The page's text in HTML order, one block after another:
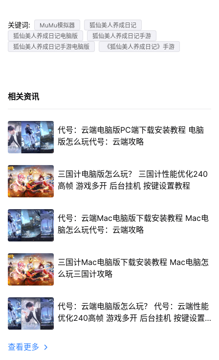
关键词: MuMu模拟器
狐仙美人养成日记
狐仙美人养成日记电脑版
狐仙美人养成日记手游
狐仙美人养成日记手游电脑版
《狐仙美人养成日记》手游
相关资讯
代号：云端电脑版PC端下载安装教程 电脑
版怎么玩代号：云端攻略
三国计电脑版怎么玩？ 三国计性能优化240
高帧 游戏多开 后台挂机 按键设置教程
代号：云端Mac电脑版下载安装教程 Mac电
脑怎么玩代号：云端攻略
三国计Mac电脑版下载安装教程 Mac电脑怎
么玩三国计攻略
代号：云端电脑版怎么玩？ 代号：云端性能
优化240高帧 游戏多开 后台挂机 按键设置
查看更多